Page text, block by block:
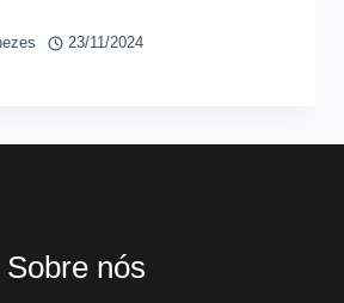
23/11/2024
Sobre nós